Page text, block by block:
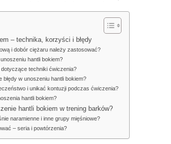
– technika, korzyści i błędy
i dobór ciężaru należy zastosować?
hantli bokiem?
techniki ćwiczenia?
w unoszeniu hantli bokiem?
i unikać kontuzji podczas ćwiczenia?
hantli bokiem?
hantli bokiem w trening barków?
naramienne i inne grupy mięśniowe?
– seria i powtórzenia?